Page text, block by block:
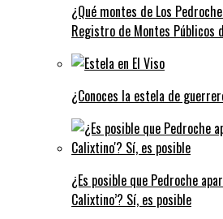
¿Qué montes de Los
Registro de Montes Públicos
¿Conoces la estela de
¿Es posible que Pedroche
Calixtino’? Sí, es posible